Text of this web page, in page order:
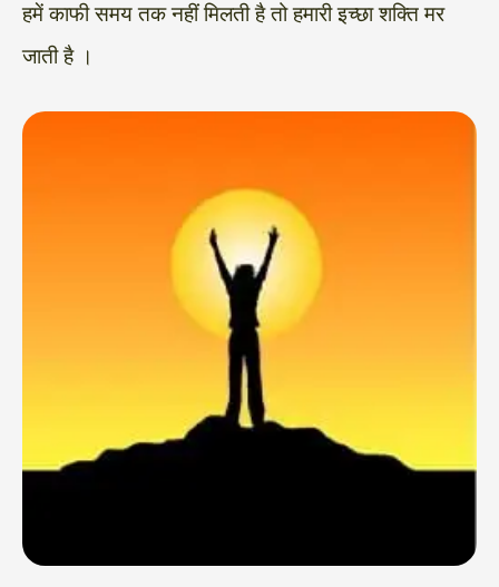
हमें काफी समय तक नहीं मिलती है तो हमारी इच्छा शक्ति मर
जाती है ।